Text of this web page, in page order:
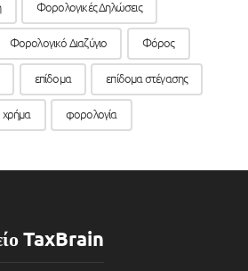
Φορολογικές Δηλώσεις
Φορολογικό Διαζύγιο Φόρος
επίδομα επίδομα στέγασης
χρήμα φορολογία
TaxBrain